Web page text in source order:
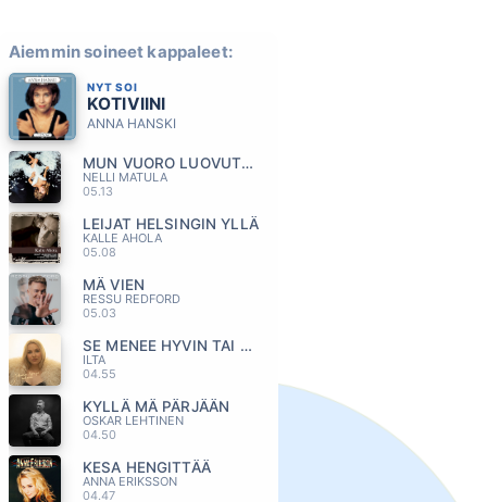
Aiemmin soineet kappaleet:
NYT SOI
KOTIVIINI
ANNA HANSKI
MUN VUORO LUOVUTTAA
NELLI MATULA
05.13
LEIJAT HELSINGIN YLLÄ
KALLE AHOLA
05.08
MÄ VIEN
RESSU REDFORD
05.03
SE MENEE HYVIN TAI SE MENEE OHI
ILTA
04.55
KYLLÄ MÄ PÄRJÄÄN
OSKAR LEHTINEN
04.50
KESA HENGITTÄÄ
ANNA ERIKSSON
04.47